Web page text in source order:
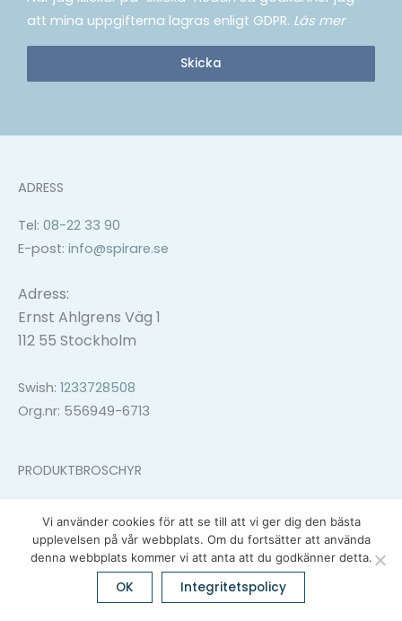
att mina uppgifterna lagras enligt GDPR. Läs mer
Skicka
ADRESS
Tel: 08-22 33 90
E-post: info@spirare.se
Adress:
Ernst Ahlgrens Väg 1
112 55 Stockholm
Swish: 1233728508
Org.nr: 556949-6713
PRODUKTBROSCHYR
Vi använder cookies för att se till att vi ger dig den bästa
upplevelsen på vår webbplats. Om du fortsätter att använda
denna webbplats kommer vi att anta att du godkänner detta.
OK Integritetspolicy